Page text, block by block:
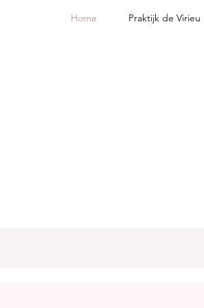
Home Praktijk de Virieu